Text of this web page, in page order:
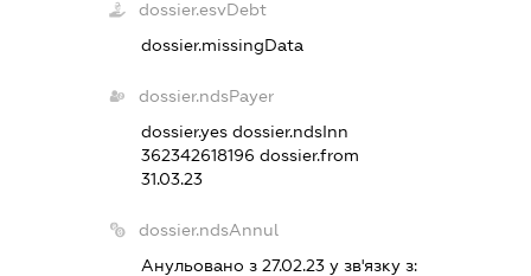
dossier.esvDebt
dossier.missingData
dossier.ndsPayer
dossier.yesdossier.ndsInn
362342618196dossier.from
31.03.23
dossier.ndsAnnul
Анульовано з 27.02.23 у зв'язку з: